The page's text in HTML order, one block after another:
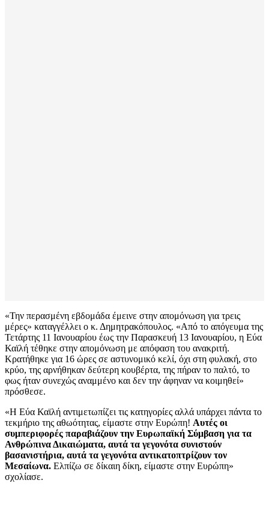
«Την περασμένη εβδομάδα έμεινε στην απομόνωση για τρεις
μέρες» καταγγέλλει ο κ. Δημητρακόπουλος. «Από το απόγευμα της
Τετάρτης 11 Ιανουαρίου έως την Παρασκευή 13 Ιανουαρίου, η Εύα
Καϊλή τέθηκε στην απομόνωση με απόφαση του ανακριτή.
Κρατήθηκε για 16 ώρες σε αστυνομικό κελί, όχι στη φυλακή, στο
κρύο, της αρνήθηκαν δεύτερη κουβέρτα, της πήραν το παλτό, το
φως ήταν συνεχώς αναμμένο και δεν την άφηναν να κοιμηθεί»
πρόσθεσε.
«Η Εύα Καϊλή αντιμετωπίζει τις κατηγορίες αλλά υπάρχει πάντα το
τεκμήριο της αθωότητας, είμαστε στην Ευρώπη! Αυτές οι
συμπεριφορές παραβιάζουν την Ευρωπαϊκή Σύμβαση για τα
Ανθρώπινα Δικαιώματα, αυτά τα γεγονότα συνιστούν
βασανιστήρια, αυτά τα γεγονότα αντικατοπτρίζουν τον
Μεσαίωνα. Ελπίζω σε δίκαιη δίκη, είμαστε στην Ευρώπη»
σχολίασε.